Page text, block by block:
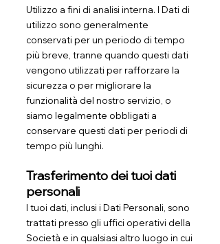
Utilizzo a fini di analisi interna. I Dati di
utilizzo sono generalmente
conservati per un periodo di tempo
più breve, tranne quando questi dati
vengono utilizzati per rafforzare la
sicurezza o per migliorare la
funzionalità del nostro servizio, o
siamo legalmente obbligati a
conservare questi dati per periodi di
tempo più lunghi.
Trasferimento dei tuoi dati
personali
I tuoi dati, inclusi i Dati Personali, sono
trattati presso gli uffici operativi della
Società e in qualsiasi altro luogo in cui